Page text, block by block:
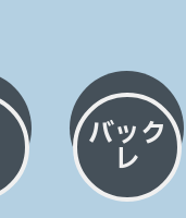
バック
レ